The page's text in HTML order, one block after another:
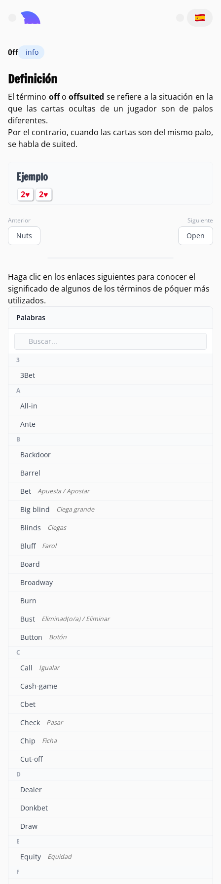
Abrir el menú principal
Off info
Definición
El término offooffsuited se refiere a la situación en la
que las cartas ocultas de un jugador son de palos
diferentes.
Por el contrario, cuando las cartas son del mismo palo,
se habla desuited.
Ejemplo
2♥ 2♥
Anterior
Nuts
Siguiente
Open
Haga clic en los enlaces siguientes para conocer el
significado de algunos de los términos de póquer más
utilizados.
Palabras
3
3Bet
A
All-in
Ante
B
Backdoor
Barrel
Bet
Apuesta / Apostar
Big blind Ciega grande
Blinds Ciegas
Bluff Farol
Board
Broadway
Burn
Bust
Eliminad(o/a) / Eliminar
Button
Botón
C
Call Igualar
Cash-game
Cbet
Check
Pasar
Chip Ficha
Cut-off
D
Dealer
Donkbet
Draw
E
Equity
Equidad
F